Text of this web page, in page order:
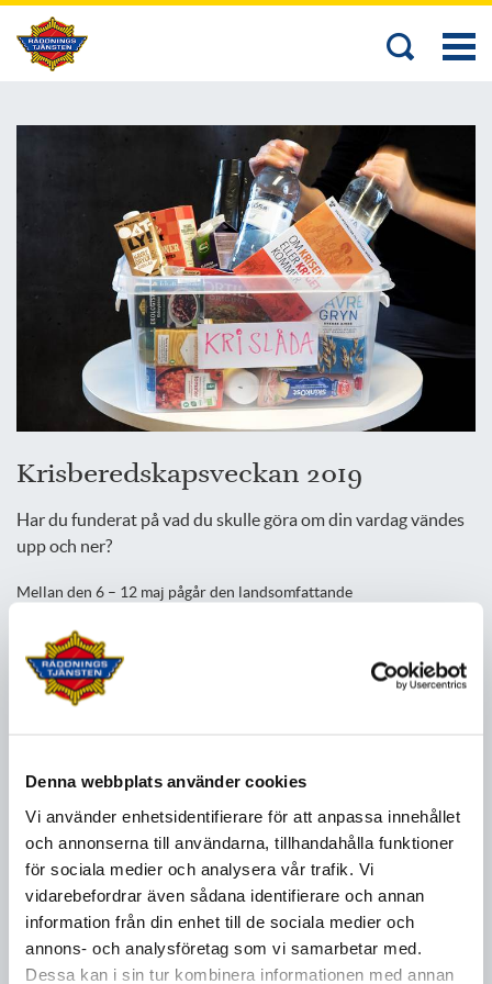
Denna webbplats använder cookies
Vi använder enhetsidentifierare för att anpassa innehållet
och annonserna till användarna, tillhandahålla funktioner
för sociala medier och analysera vår trafik. Vi
vidarebefordrar även sådana identifierare och annan
information från din enhet till de sociala medier och
annons- och analysföretag som vi samarbetar med.
Dessa kan i sin tur kombinera informationen med annan
Krisberedskapsveckan 2019
Har du funderat på vad du skulle göra om din vardag vändes
upp och ner?
Mellan den 6 – 12 maj pågår den landsomfattande
medvetenheten om hur kriser kan påverka samhället och individen.
Det är bra att redan innan krisen inträffar veta vad du ska göra för
att klara dig om det till exempel skulle bli översvämning, storm eller
hur du kan förbereda dig innan krisen kommer.
Under denna vecka tycker vi på Södra Älvsborgs
Räddningstjänstförbund att du också borde kontrollera om
brandvarnarna hemma fungerar, var brandfilten ligger och att du
har släckutrustning tillgänglig.
samhällsskydd och beredskap (MSB) står bakom, ska få fler att
reflektera över hur man kan påverkas av olika kriser, ytterst krig,